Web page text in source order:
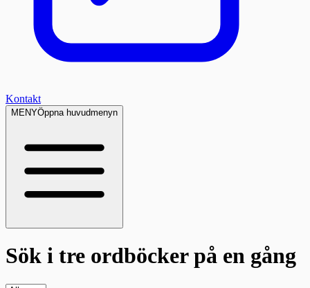
Kontakt
MENYÖppna huvudmenyn
Sök i tre ordböckerpå en gång